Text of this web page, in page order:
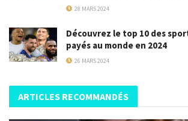
28 MARS 2024
Découvrez le top 10 des
payés au monde en 2024
26 MARS 2024
ARTICLES RECOMMANDÉS